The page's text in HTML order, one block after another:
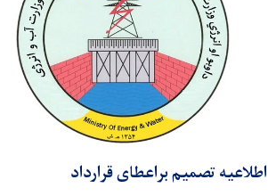
اطلاعیه تصمیم براعطای قرارداد